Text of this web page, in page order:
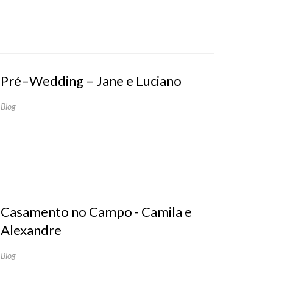
Pré–Wedding – Jane e Luciano
Blog
Casamento no Campo - Camila e
Alexandre
Blog